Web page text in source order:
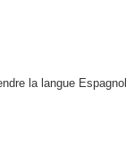
la langue